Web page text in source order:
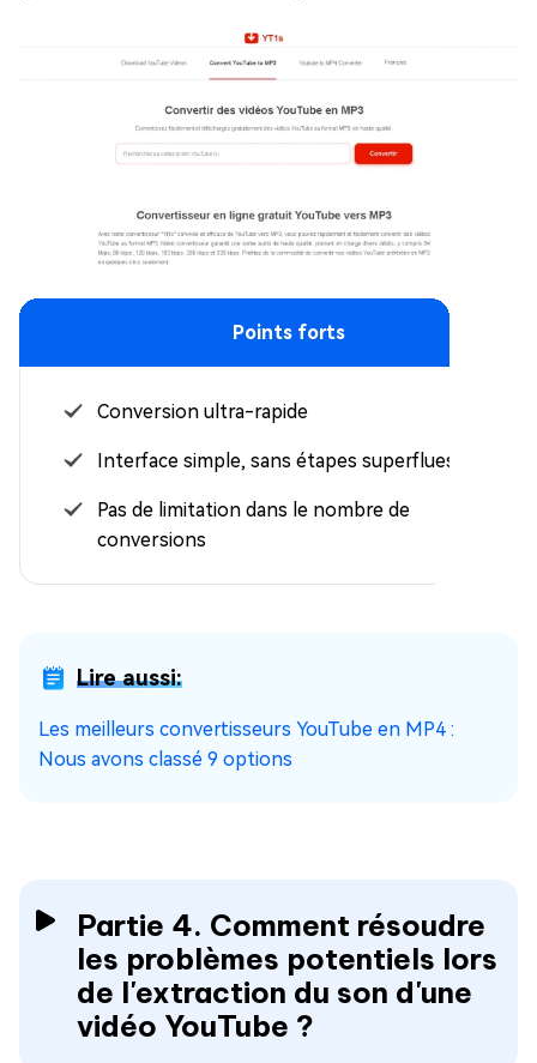
Points forts
Conversion ultra-rapide
Interface simple, sans étapes superflues
Pas de limitation dans le nombre de
conversions
Lire aussi:
Les meilleurs convertisseurs YouTube en MP4 :
Nous avons classé 9 options
Partie 4. Comment résoudre
les problèmes potentiels lors
de l'extraction du son d'une
vidéo YouTube ?